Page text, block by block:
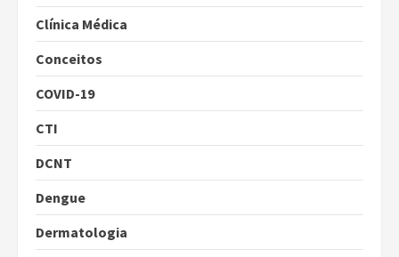
Clínica Médica
Conceitos
COVID-19
CTI
DCNT
Dengue
Dermatologia